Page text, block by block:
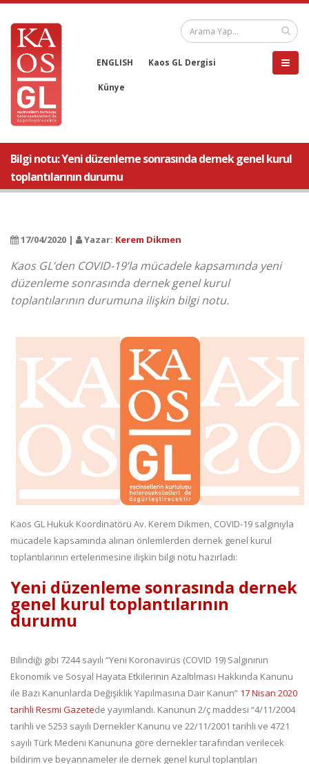
ENGLISH Kaos GL Dergisi
Künye
Bilgi notu: Yeni düzenleme sonrasında dernek genel kurul
toplantılarının durumu
17/04/2020 | Yazar: Kerem Dikmen
Kaos GL’den COVID-19’la mücadele kapsamında yeni
düzenleme sonrasında dernek genel kurul
toplantılarının durumuna ilişkin bilgi notu.
Kaos GL Hukuk Koordinatörü Av. Kerem Dikmen, COVID-19 salgınıyla
mücadele kapsamında alınan önlemlerden dernek genel kurul
toplantılarının ertelenmesine ilişkin bilgi notu hazırladı:
Yeni düzenleme sonrasında dernek
genel kurul toplantılarının
durumu
Bilindiği gibi 7244 sayılı “Yeni Koronavirüs (COVID 19) Salgınının
Ekonomik ve Sosyal Hayata Etkilerinin Azaltılması Hakkında Kanunu
ile Bazı Kanunlarda Değişiklik Yapılmasına Dair Kanun” 17 Nisan 2020
tarihli Resmi Gazetede yayımlandı. Kanunun 2/ç maddesi “4/11/2004
tarihli ve 5253 sayılı Dernekler Kanunu ve 22/11/2001 tarihli ve 4721
sayılı Türk Medeni Kanununa göre dernekler tarafından verilecek
bildirim ve beyannameler ile dernek genel kurul toplantıları